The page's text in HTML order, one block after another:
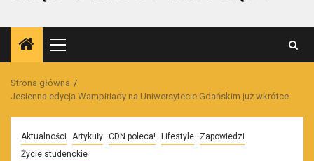
Menu
główne
Strona główna
Jesienna edycja Wampiriady na Uniwersytecie Gdańskim już wkrótce
Aktualności Artykuły CDN poleca! Lifestyle
Zapowiedzi
Życie studenckie